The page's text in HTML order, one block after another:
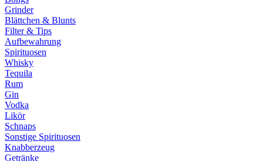
Grinder
Blättchen & Blunts
Filter & Tips
Aufbewahrung
Spirituosen
Whisky
Tequila
Rum
Gin
Vodka
Likör
Schnaps
Sonstige Spirituosen
Knabberzeug
Getränke